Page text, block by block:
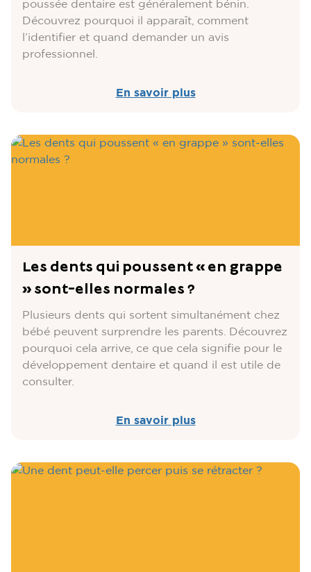
poussée dentaire est généralement bénin.
Découvrez pourquoi il apparaît, comment
l’identifier et quand demander un avis
professionnel.
En savoir plus
Les dents qui poussent « en grappe
» sont-elles normales ?
Plusieurs dents qui sortent simultanément chez
bébé peuvent surprendre les parents. Découvrez
pourquoi cela arrive, ce que cela signifie pour le
développement dentaire et quand il est utile de
consulter.
En savoir plus